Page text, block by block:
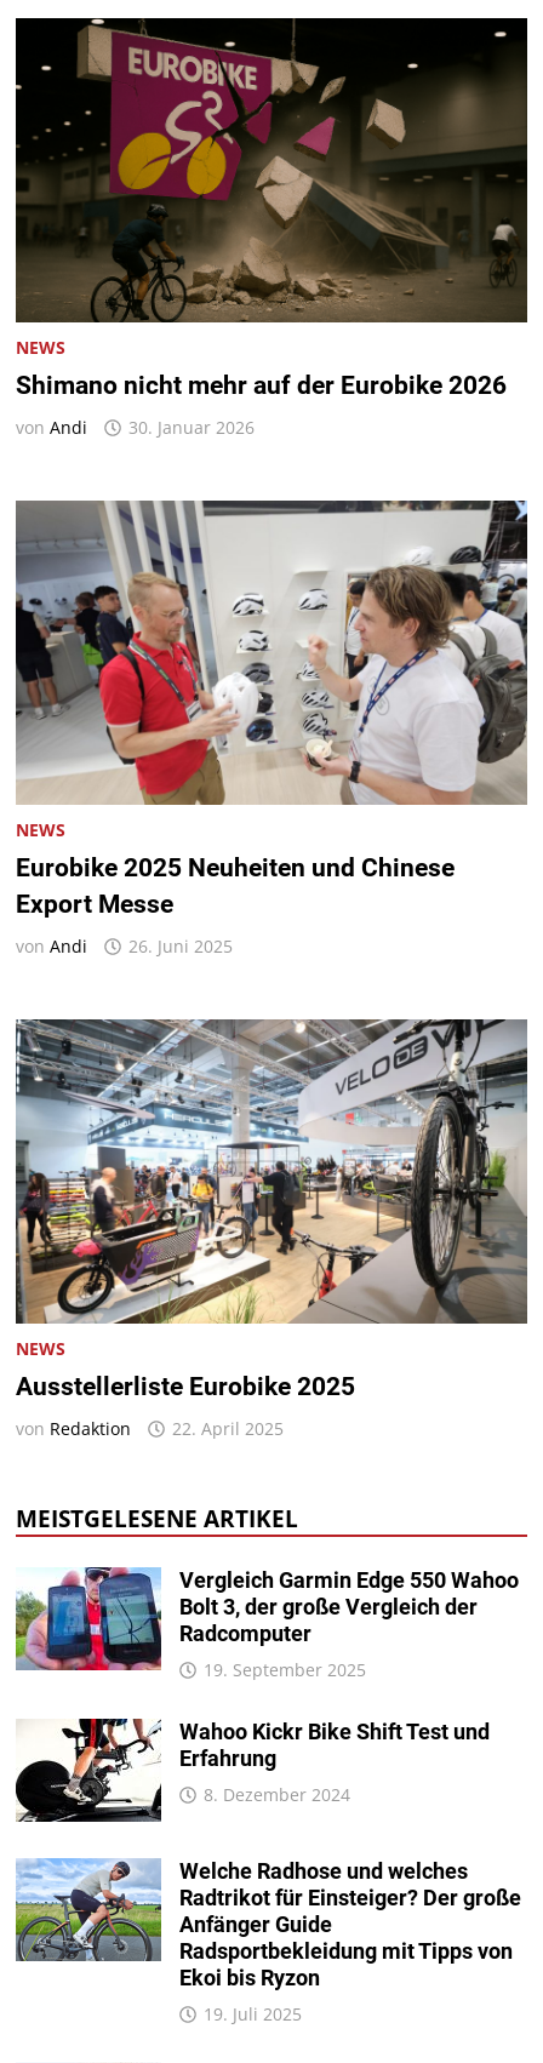
NEWS
Shimano nicht mehr auf der Eurobike 2026
vonAndi 30. Januar 2026
NEWS
Eurobike 2025 Neuheiten und Chinese
Export Messe
vonAndi 26. Juni 2025
NEWS
Ausstellerliste Eurobike 2025
von Redaktion 22. April 2025
MEISTGELESENE ARTIKEL
Vergleich Garmin Edge 550 Wahoo
Bolt 3, der große Vergleich der
Radcomputer
19. September 2025
Wahoo Kickr Bike Shift Test und
Erfahrung
8. Dezember 2024
Welche Radhose und welches
Radtrikot für Einsteiger? Der große
Anfänger Guide
Radsportbekleidung mit Tipps von
Ekoi bis Ryzon
19. Juli 2025